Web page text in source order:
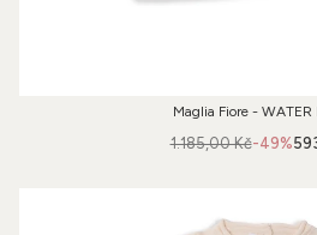
Maglia Fiore - WATER
-49%
1.185,00 Kč